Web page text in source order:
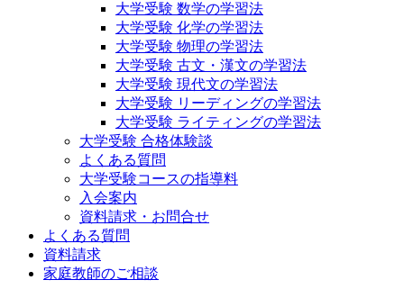
大学受験 数学の学習法
大学受験 化学の学習法
大学受験 物理の学習法
大学受験 古文・漢文の学習法
大学受験 現代文の学習法
大学受験 リーディングの学習法
大学受験 ライティングの学習法
大学受験 合格体験談
よくある質問
大学受験コースの指導料
入会案内
資料請求・お問合せ
よくある質問
資料請求
家庭教師のご相談